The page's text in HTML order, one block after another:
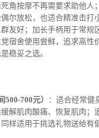
角按摩不再需要求助他人
尔放松，也适合精准击打
友好；加长手柄用于常规
宿舍使用尝鲜，追求高性
稳妥之选。
700元）
：适合经常健
解肌肉酸痛、恢复肌肉；
样适用于挑选礼物送给有